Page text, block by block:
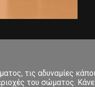
τις αδυναμίες
του σώματος.